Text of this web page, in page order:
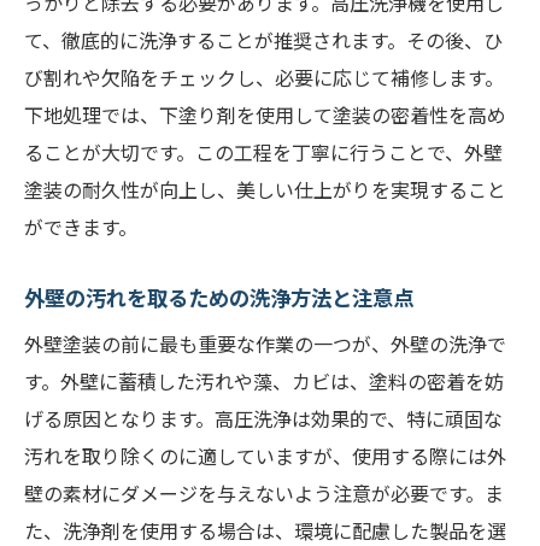
て、徹底的に洗浄することが推奨されます。その後、ひ
び割れや欠陥をチェックし、必要に応じて補修します。
下地処理では、下塗り剤を使用して塗装の密着性を高め
ることが大切です。この工程を丁寧に行うことで、外壁
塗装の耐久性が向上し、美しい仕上がりを実現すること
ができます。
外壁の汚れを取るための洗浄方法と注意点
外壁塗装の前に最も重要な作業の一つが、外壁の洗浄で
す。外壁に蓄積した汚れや藻、カビは、塗料の密着を妨
げる原因となります。高圧洗浄は効果的で、特に頑固な
汚れを取り除くのに適していますが、使用する際には外
壁の素材にダメージを与えないよう注意が必要です。ま
た、洗浄剤を使用する場合は、環境に配慮した製品を選